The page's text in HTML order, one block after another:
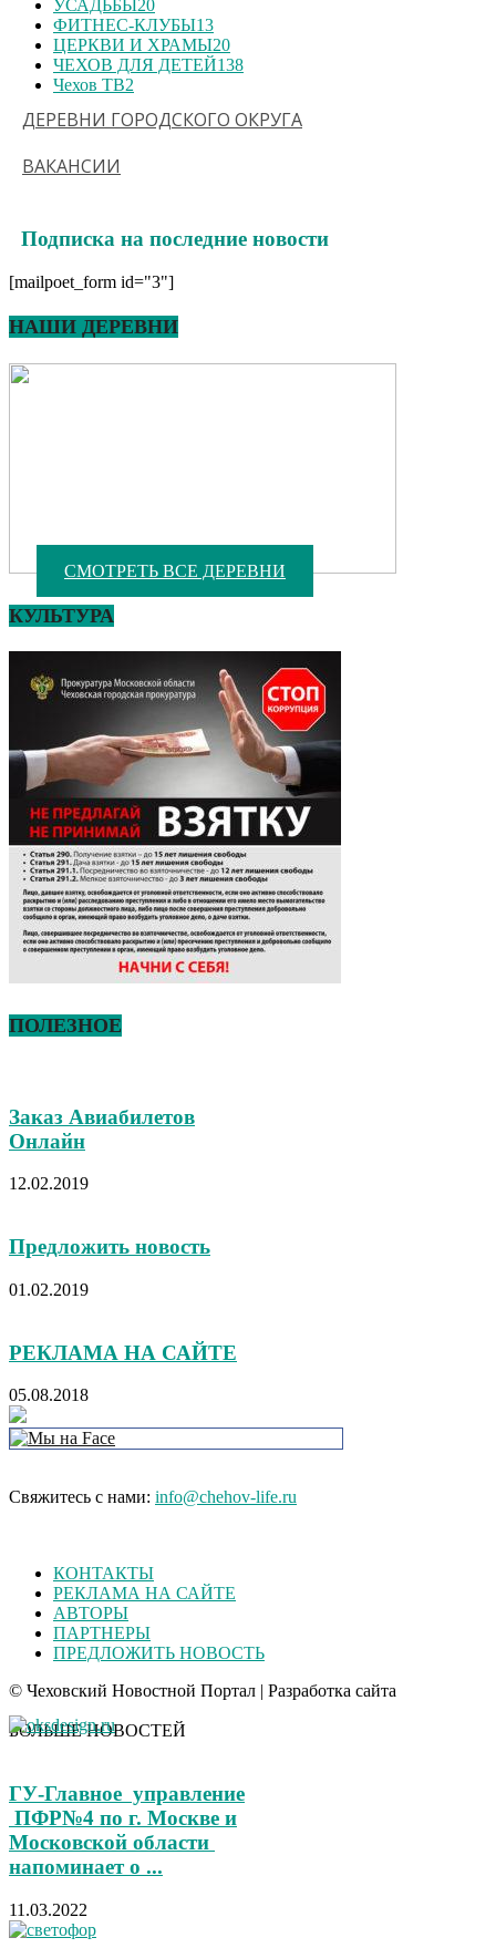
УСАДЬБЫ20
ФИТНЕС-КЛУБЫ13
ЦЕРКВИ И ХРАМЫ20
ЧЕХОВ ДЛЯ ДЕТЕЙ138
Чехов ТВ2
ДЕРЕВНИ ГОРОДСКОГО ОКРУГА
ВАКАНСИИ
Подписка на последние новости
[mailpoet_form id="3"]
НАШИ ДЕРЕВНИ
СМОТРЕТЬ ВСЕ ДЕРЕВНИ
КУЛЬТУРА
ПОЛЕЗНОЕ
Заказ Авиабилетов
Онлайн
12.02.2019
Предложить новость
01.02.2019
РЕКЛАМА НА САЙТЕ
05.08.2018
Свяжитесь с нами: info@chehov-life.ru
КОНТАКТЫ
РЕКЛАМА НА САЙТЕ
АВТОРЫ
ПАРТНЕРЫ
ПРЕДЛОЖИТЬ НОВОСТЬ
© Чеховский Новостной Портал | Разработка сайта
БОЛЬШЕ НОВОСТЕЙ
ГУ‑Главное управление
ПФР№4 по г. Москве и
Московской области
напоминает о ...
11.03.2022